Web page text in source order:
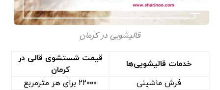
قالیشویی در کرمان
خدمات قالیشویی‌ها
قیمت شستشوی قالی در
کرمان
فرش ماشینی
۲۲۰۰۰ برای هر مترمربع